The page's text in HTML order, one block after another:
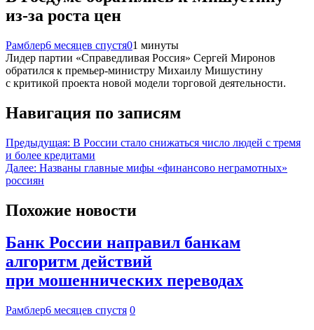
из-за роста цен
Рамблер6 месяцев спустя01 минуты
Лидер партии «Справедливая Россия» Сергей Миронов
обратился к премьер-министру Михаилу Мишустину
с критикой проекта новой модели торговой деятельности.
Навигация по записям
Предыдущая: В России стало снижаться число людей с тремя
и более кредитами
Далее: Названы главные мифы «финансово неграмотных»
россиян
Похожие новости
Банк России направил банкам
алгоритм действий
при мошеннических переводах
Рамблер6 месяцев спустя 0